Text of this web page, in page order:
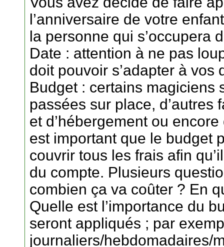
l’anniversaire de votre
la personne qui s’occupera
Date : attention à ne pas
doit pouvoir s’adapter à vos
Budget : certains magiciens
passées sur place, d’autres
et d’hébergement ou
est important que le budget
couvrir tous les frais afin
du compte. Plusieurs
combien ça va coûter ? En
Quelle est l’importance du
seront appliqués ; par
journaliers/hebdomadaires/